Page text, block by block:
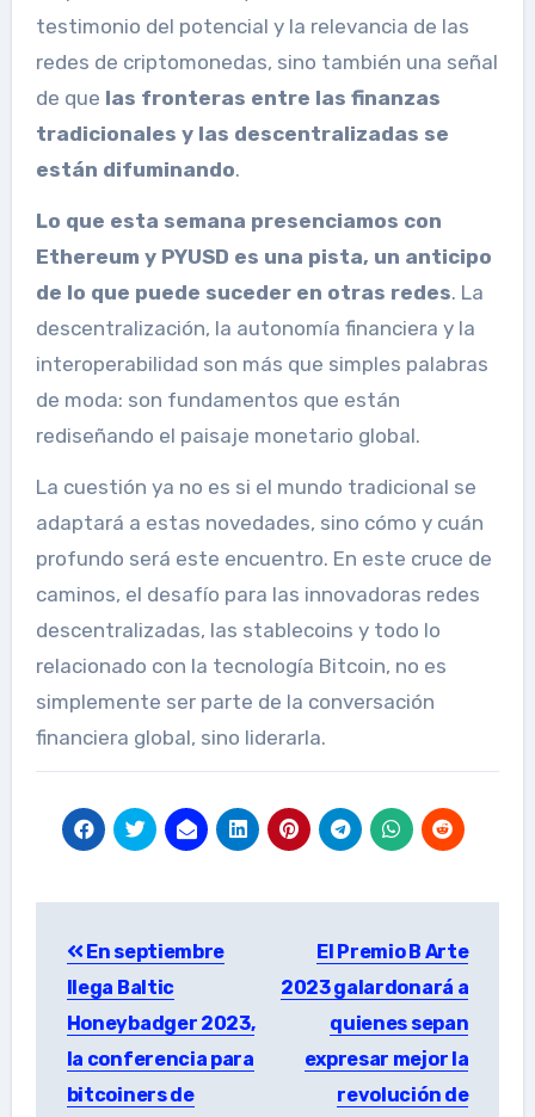
testimonio del potencial y la relevancia de las
redes de criptomonedas, sino también una señal
de que las fronteras entre las finanzas
tradicionales y las descentralizadas se
están difuminando.
Lo que esta semana presenciamos con
Ethereum y PYUSD es una pista, un anticipo
de lo que puede suceder en otras redes. La
descentralización, la autonomía financiera y la
interoperabilidad son más que simples palabras
de moda: son fundamentos que están
rediseñando el paisaje monetario global.
La cuestión ya no es si el mundo tradicional se
adaptará a estas novedades, sino cómo y cuán
profundo será este encuentro. En este cruce de
caminos, el desafío para las innovadoras redes
descentralizadas, las stablecoins y todo lo
relacionado con la tecnología Bitcoin, no es
simplemente ser parte de la conversación
financiera global, sino liderarla.
navigation
En septiembre
llega Baltic
Honeybadger 2023,
la conferencia para
bitcoiners de
El Premio B Arte
2023 galardonará a
quienes sepan
expresar mejor la
revolución de